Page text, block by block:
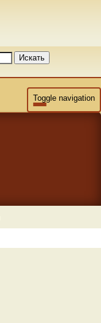
Искать
Toggle navigation